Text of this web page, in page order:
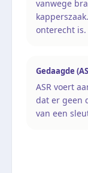
vanwege
onterecht is.
Gedaagde
ASR voert
dat er geen
van een